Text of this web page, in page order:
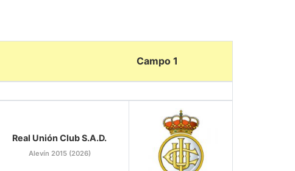
Campo 1
Real Unión Club S.A.D.
Alevín 2015 (2026)